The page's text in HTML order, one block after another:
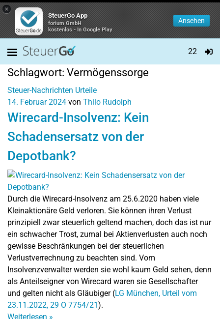
×
SteuerGo App
forium GmbH
kostenlos - In Google Play
Ansehen
22
Schlagwort: Vermögenssorge
Steuer-Nachrichten Urteile
14. Februar 2024 von Thilo Rudolph
Wirecard-Insolvenz: Kein
Schadensersatz von der
Depotbank?
Durch die Wirecard-Insolvenz am 25.6.2020 haben viele
Kleinaktionäre Geld verloren. Sie können ihren Verlust
prinzipiell zwar steuerlich geltend machen, doch das ist nur
ein schwacher Trost, zumal bei Aktienverlusten auch noch
gewisse Beschränkungen bei der steuerlichen
Verlustverrechnung zu beachten sind. Vom
Insolvenzverwalter werden sie wohl kaum Geld sehen, denn
als Anteilseigner von Wirecard waren sie Gesellschafter
und gelten nicht als Gläubiger (LG München, Urteil vom
23.11.2022, 29 O 7754/21).
Weiterlesen »